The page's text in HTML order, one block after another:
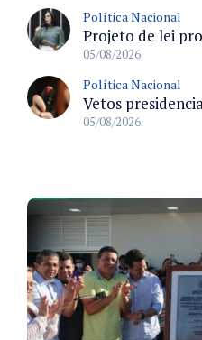
Política Nacional
05/08/2026
Política Nacional
05/08/2026